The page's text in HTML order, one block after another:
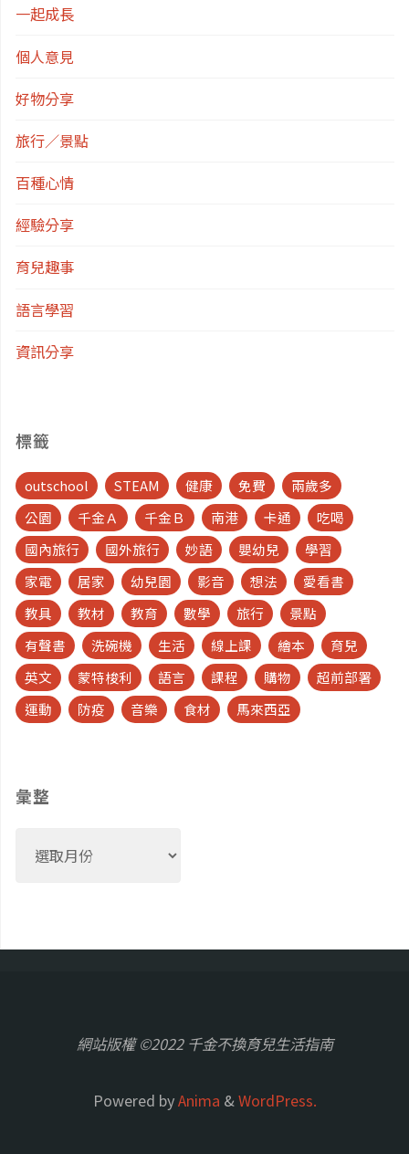
一起成長
個人意見
好物分享
旅行／景點
百種心情
經驗分享
育兒趣事
語言學習
資訊分享
標籤
outschool STEAM 健康 免費
兩歲多
公園
千金Ａ 千金Ｂ 南港 卡通
吃喝
國內旅行
國外旅行 妙語 嬰幼兒
學習
家電
居家 幼兒園 影音 想法
愛看書
教具
教材 教育 數學 旅行
景點
有聲書
洗碗機 生活 線上課 繪本
育兒
英文
蒙特梭利 語言 課程 購物
超前部署
運動
防疫 音樂 食材 馬來西亞
彙整
網站版權 ©2022 千金不換育兒生活指南
Powered byAnima & WordPress.